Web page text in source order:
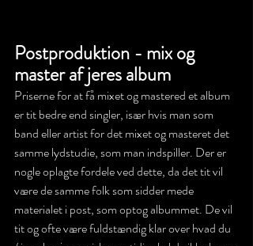
Postproduktion - mix og
master af jeres album
Priserne for at få mixet og mastered et album
er tit bedre end singler, især hvis man som
band eller artist for det mixet og masteret det
samme lydstudie, som man indspiller. Der er
nogle oplagte fordele ved dette, da det tit vil
være de samme folk som sidder mede
materialet i post, som optog albummet. De vil
tit og ofte være fuldstændig klar over hvad du